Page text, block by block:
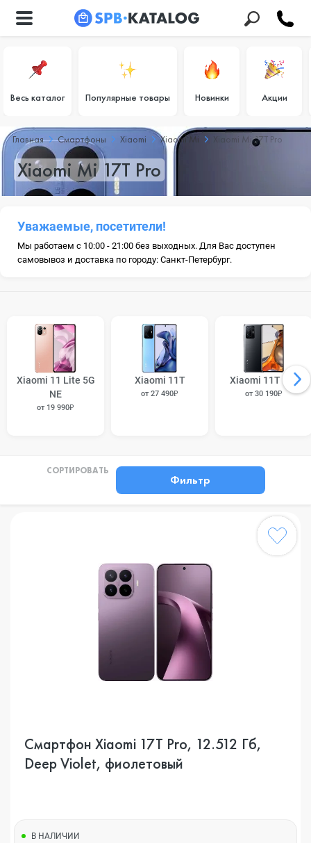
Весь каталог Популярные товары Новинки Акции
Главная Смартфоны Xiaomi Xiaomi Mi Xiaomi Mi 17T Pro
Xiaomi Mi 17T Pro
Уважаемые, посетители!
Мы работаем с 10:00 - 21:00 без выходных. Для Вас доступен
самовывоз и доставка по городу: Санкт-Петербург.
Xiaomi 11 Lite 5G
NE
от 19 990₽
Xiaomi 11T
от 27 490₽
Xiaomi 11T Pro
от 30 190₽
СОРТИРОВАТЬ
Фильтр
Смартфон Xiaomi 17T Pro, 12.512 Гб,
Deep Violet, фиолетовый
В НАЛИЧИИ